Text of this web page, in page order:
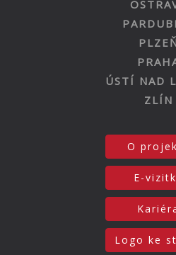
ÚSTÍ NAD
ZLÍN
O
E-
Logo ke